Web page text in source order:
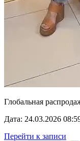
Глобальная
Дата: 24.03.2026
Перейти к записи